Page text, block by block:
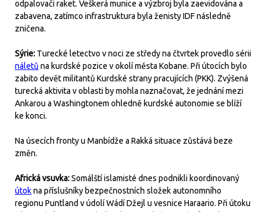
odpalovači raket. Veškerá munice a výzbroj byla zaevidována a
zabavena, zatímco infrastruktura byla ženisty IDF následně
zničena.
Sýrie: Turecké letectvo v noci ze středy na čtvrtek provedlo sérii
náletů na kurdské pozice v okolí města Kobane. Při útocích bylo
zabito devět militantů Kurdské strany pracujících (PKK). Zvýšená
turecká aktivita v oblasti by mohla naznačovat, že jednání mezi
Ankarou a Washingtonem ohledně kurdské autonomie se blíží
ke konci.
Na úsecích fronty u Manbídže a Rakká situace zůstává beze
změn.
Africká vsuvka:Somálští islamisté dnes podnikli koordinovaný
útokna příslušníky bezpečnostních složek autonomního
regionu Puntland v údolí Wádí Džejl u vesnice Haraario. Při útoku